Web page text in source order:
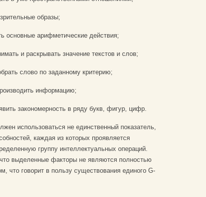
образы;
основные арифметические действия;
и раскрывать значение текстов и слов;
слово по заданному критерию;
информацию;
закономерность в ряду букв, фигур, цифр.
использоваться не единственный показатель,
каждая из которых проявляется
группу интеллектуальных операций.
выделенные факторы не являются полностью
что говорит в пользу существования единого G-